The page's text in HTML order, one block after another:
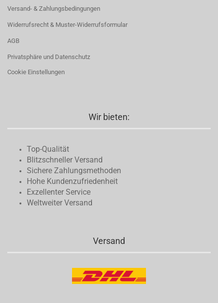
Versand- & Zahlungsbedingungen
Widerrufsrecht & Muster-Widerrufsformular
AGB
Privatsphäre und Datenschutz
Cookie Einstellungen
Wir bieten:
Top-Qualität
Blitzschneller Versand
Sichere Zahlungsmethoden
Hohe Kundenzufriedenheit
Exzellenter Service
Weltweiter Versand
Versand